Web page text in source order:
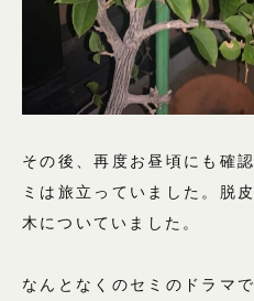
その後、再度お昼頃にも確
ミは旅立っていました。脱
木についていました。
なんとなくのセミのドラマ